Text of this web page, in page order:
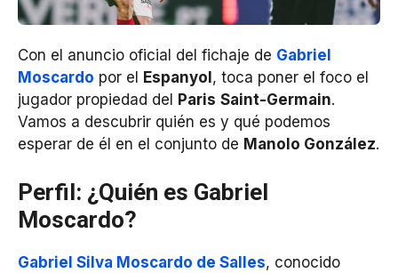
Con el anuncio oficial del fichaje de Gabriel
Moscardo por el Espanyol , toca poner el foco el
jugador propiedad del
Paris Saint-Germain.
Vamos a descubrir quién es y qué podemos
esperar de él en el conjunto de Manolo González.
Perfil: ¿Quién es Gabriel
Moscardo?
Gabriel Silva Moscardo de Salles, conocido